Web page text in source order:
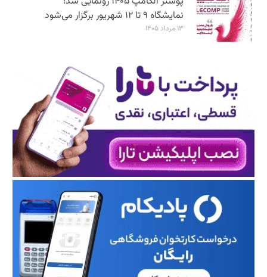
نمایشگاه ۹ تا ۱۲ شهریور برگزار می‌شود
۱۳ مرداد ۱۴۰۵